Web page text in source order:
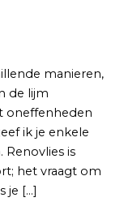
manieren,
de lijm
oneffenheden
ik je enkele
Renovlies is
het vraagt om
je […]